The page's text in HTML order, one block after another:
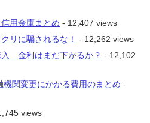
用金庫まとめ - 12,407 views
リに騙されるな！
- 12,262 views
入 金利はまだ下がるか？ - 12,102
関変更にかかる費用のまとめ -
views